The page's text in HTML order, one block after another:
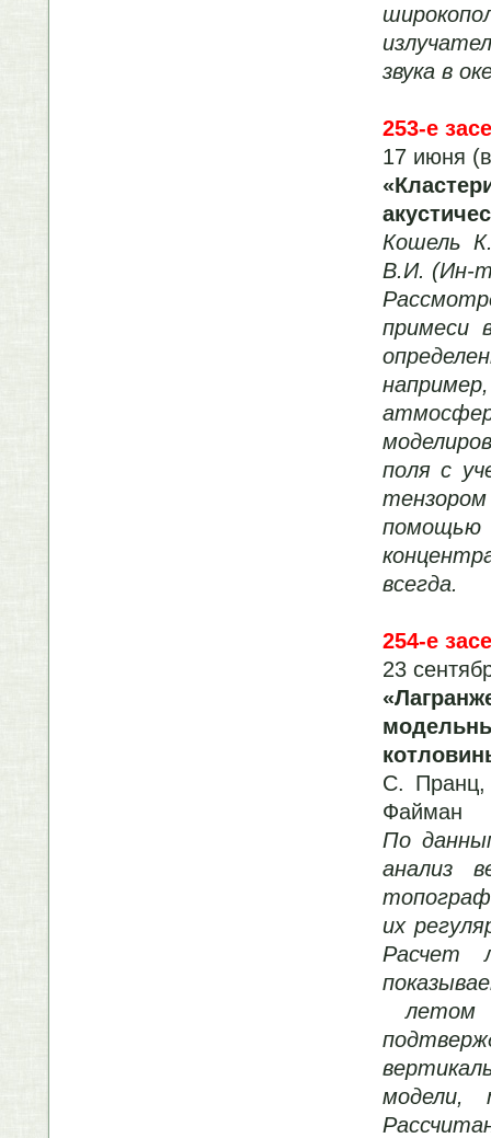
звука в
253-е
17 июня
Кошель
В.И. (Ин-
примеси
поля с
помощью
всегда.
254-е
23
С.
Файман
По
анализ
их
Расчет
летом
модели,